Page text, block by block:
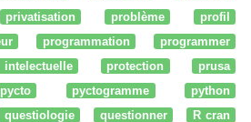
privatisation problème
profil
programmation
programmer
protection
prusa
pycto pyctogramme
python
questiologie questionner
R cran